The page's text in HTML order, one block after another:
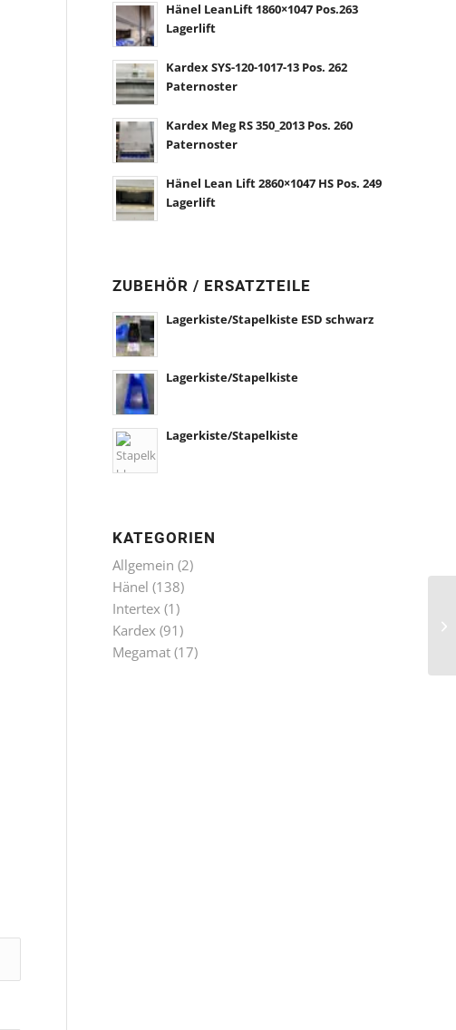
Hänel LeanLift 1860×1047 Pos.263
Lagerlift
Kardex SYS-120-1017-13 Pos. 262
Paternoster
Kardex Meg RS 350_2013 Pos. 260
Paternoster
Hänel Lean Lift 2860×1047 HS Pos. 249
Lagerlift
ZUBEHÖR / ERSATZTEILE
Lagerkiste/Stapelkiste ESD schwarz
Lagerkiste/Stapelkiste
Lagerkiste/Stapelkiste
KATEGORIEN
Allgemein (2)
Hänel (138)
Intertex (1)
Kardex (91)
Megamat (17)